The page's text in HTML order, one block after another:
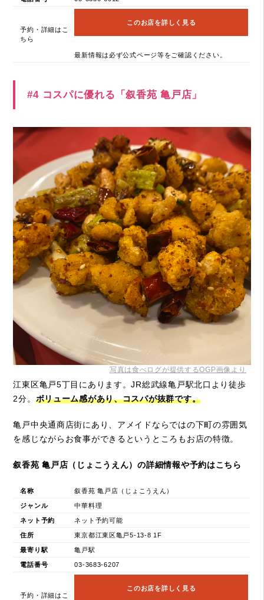
予約・詳細はこ
ちら
このお店を詳しく見る
最新情報は必ず公式ページ等をご確認ください。
#4 コスパに優れる「叙香苑 亀戸店」
写真は食べログが提供するOGP画像より
江東区亀戸5丁目にあります。JR総武線亀戸駅北口より徒歩
2分。 ボリューム感があり、コスパが抜群です。
亀戸中央通商店街にあり、アメイドならではの下町の雰囲気
を感じながらお食事ができるというところもお店の特徴。
叙香苑 亀戸店（じょこうえん）の詳細情報や予約はこちら
名称 叙香苑 亀戸店（じょこうえん）
ジャンル 中華料理
ネット予約 ネット予約可能
住所 東京都江東区亀戸5-13-8 1F
最寄り駅 亀戸駅
電話番号 03-3683-6207
予約・詳細はこ
このお店を詳しく見る